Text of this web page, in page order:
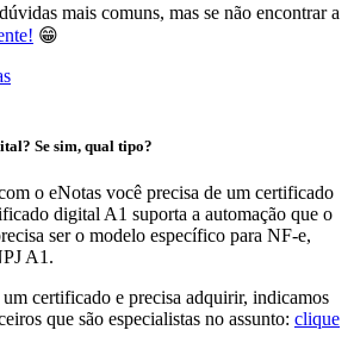
mais comuns, mas se não encontrar a
😁
Se sim, qual tipo?
o eNotas você precisa de um certificado
digital A1 suporta a automação que o
ser o modelo específico para NF-e,
A1.
certificado e precisa adquirir, indicamos
que são especialistas no assunto: clique